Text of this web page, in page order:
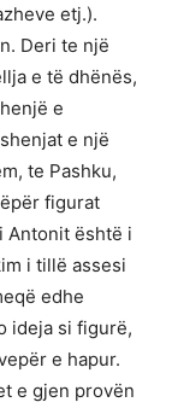
etj.).
Deri te një
e të dhënës,
e
e një
te Pashku,
figurat
Antonit është i
i tillë assesi
edhe
ideja si figurë,
e hapur.
e gjen provën